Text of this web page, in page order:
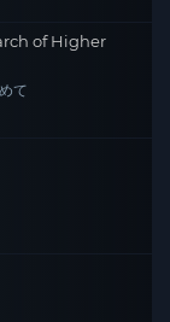
of Higher
て